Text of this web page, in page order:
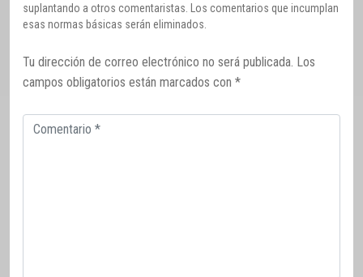
suplantando a otros comentaristas. Los comentarios que incumplan
esas normas básicas serán eliminados.
Tu dirección de correo electrónico no será publicada. Los
campos obligatorios están marcados con *
Comentario